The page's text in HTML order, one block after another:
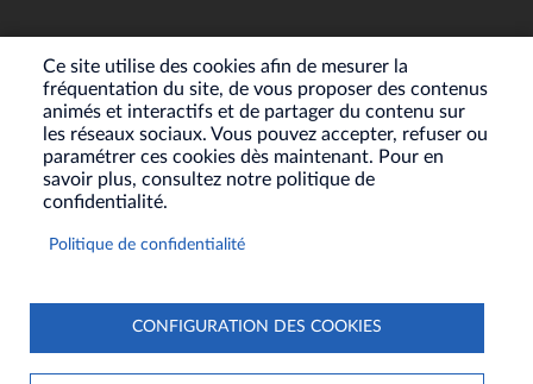
Ce site utilise des cookies afin de mesurer la
fréquentation du site, de vous proposer des contenus
animés et interactifs et de partager du contenu sur
les réseaux sociaux. Vous pouvez accepter, refuser ou
paramétrer ces cookies dès maintenant. Pour en
savoir plus, consultez notre politique de
confidentialité.
Politique de confidentialité
CONFIGURATION DES COOKIES